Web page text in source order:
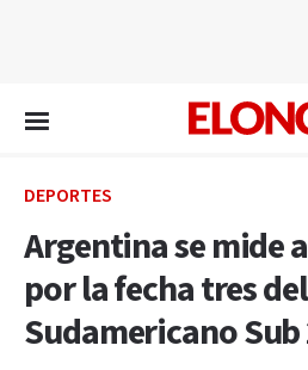
DEPORTES
Argentina se mide
por la fecha tres del
Sudamericano Sub